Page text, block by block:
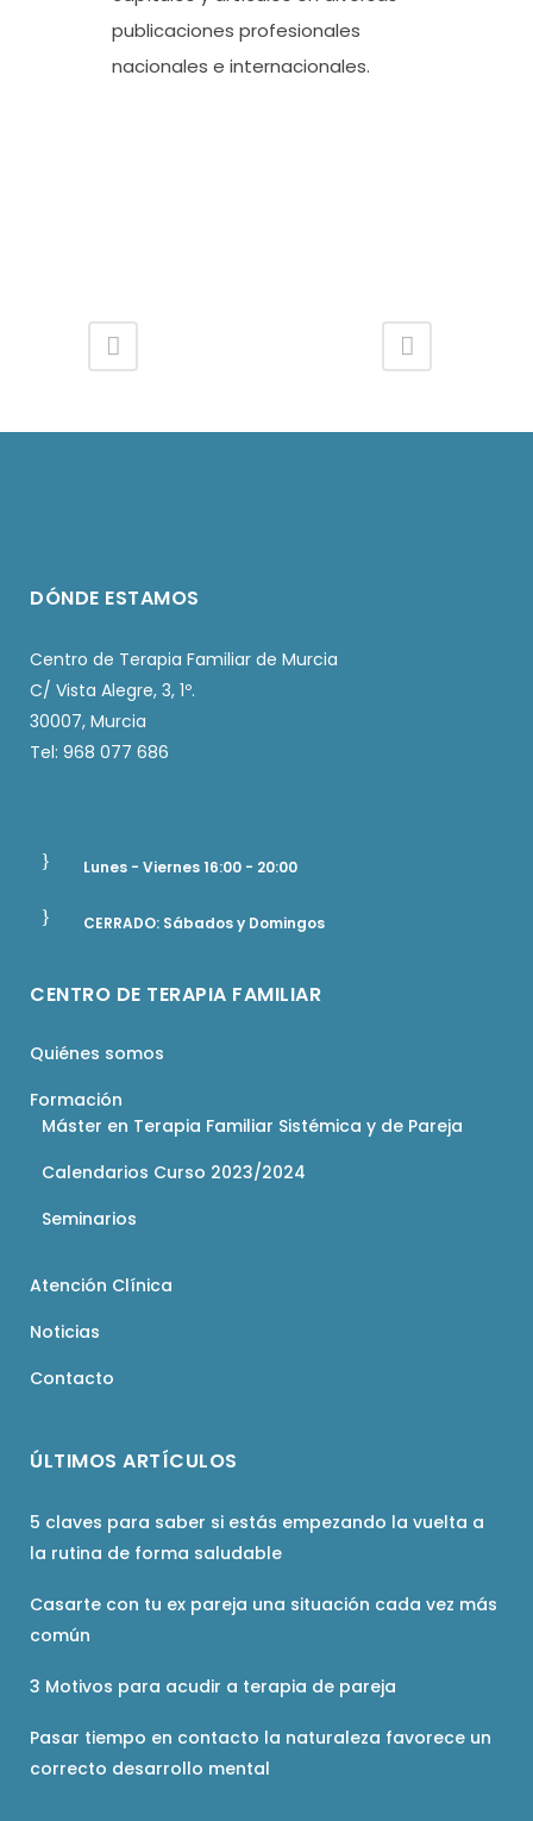
publicaciones profesionales
nacionales e internacionales.
DÓNDE ESTAMOS
Centro de Terapia Familiar de Murcia
C/ Vista Alegre, 3, 1º.
30007, Murcia
Tel: 968 077 686
Lunes - Viernes 16:00 - 20:00
CERRADO: Sábados y Domingos
CENTRO DE TERAPIA FAMILIAR
Quiénes somos
Formación
Máster en Terapia Familiar Sistémica y de Pareja
Calendarios Curso 2023/2024
Seminarios
Atención Clínica
Noticias
Contacto
ÚLTIMOS ARTÍCULOS
5 claves para saber si estás empezando la vuelta a
la rutina de forma saludable
Casarte con tu ex pareja una situación cada vez más
común
3 Motivos para acudir a terapia de pareja
Pasar tiempo en contacto la naturaleza favorece un
correcto desarrollo mental